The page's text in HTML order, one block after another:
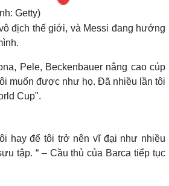
Getty)
địch thế giới, và Messi đang hướng
Pele, Beckenbauer nâng cao cúp
muốn được như họ. Đã nhiều lần tôi
Cup".
hay để tôi trở nên vĩ đại như nhiều
tập. “ – Cầu thủ của Barca tiểp tục